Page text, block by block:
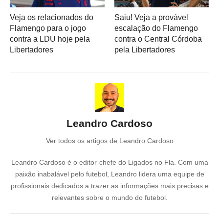
Veja os relacionados do
Flamengo para o jogo
contra a LDU hoje pela
Libertadores
Saiu! Veja a provável
escalação do Flamengo
contra o Central Córdoba
pela Libertadores
Leandro Cardoso
Ver todos os artigos de Leandro Cardoso
Leandro Cardoso é o editor-chefe do Ligados no Fla. Com uma
paixão inabalável pelo futebol, Leandro lidera uma equipe de
profissionais dedicados a trazer as informações mais precisas e
relevantes sobre o mundo do futebol.